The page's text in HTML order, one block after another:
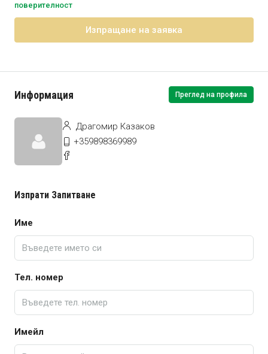
поверителност
Изпращане на заявка
Информация Преглед на профила
Драгомир Казаков
+359898369989
Изпрати Запитване
Име
Тел. номер
Имейл